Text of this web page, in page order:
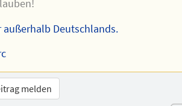
außerhalb Deutschlands.
melden